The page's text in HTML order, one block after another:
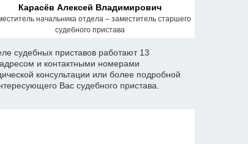
Карасёв Алексей Владимирович
начальника отдела – заместитель старшего
судебного пристава
судебных приставов работают 13
и контактными номерами
консультации или более подробной
Вас судебного пристава.